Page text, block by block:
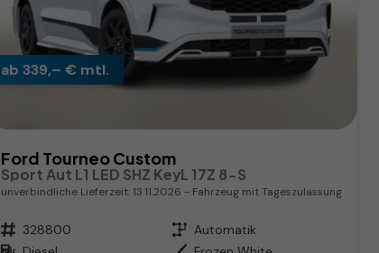
ab 339,– € mtl.
Ford Tourneo Custom
Sport Aut L1 LED SHZ KeyL 17Z 8-S
unverbindliche Lieferzeit: 13.11.2026 Fahrzeug mit Tageszulassung
Fahrzeugnr. 328800 Getriebe Automatik